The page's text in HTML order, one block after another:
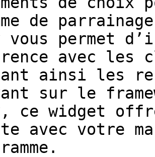
de
vous permet
avec
ainsi les
sur le
ce widget
avec votre